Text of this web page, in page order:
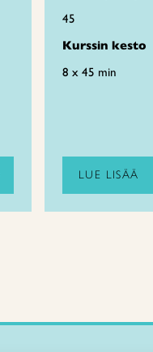
45
Kurssin kesto
8 x 45 min
LUE LISÄÄ